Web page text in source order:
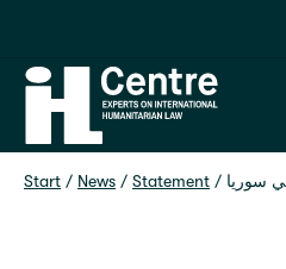
Home
Start / News / Statement /